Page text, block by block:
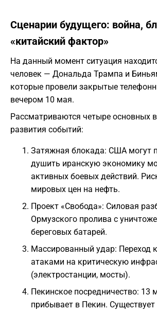
Сценарии будущего: война,
«китайский фактор»
На данный момент ситуация
человек — Дональда Трампа и
которые провели закрытые
вечером 10 мая.
Рассматриваются четыре основных
развития событий:
Затяжная блокада: США могут
душить иранскую экономику
активных боевых действий.
мировых цен на нефть.
Проект «Свобода»: Силовая
Ормузского пролива с
береговых батарей.
Массированный удар: Переход
атаками на критическую
(электростанции, мосты).
Пекинское посредничество: 13
прибывает в Пекин. Существует